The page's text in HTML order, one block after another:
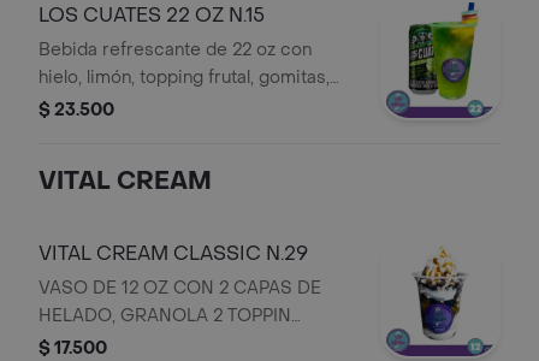
LOS CUATES 22 OZ N.15
Bebida refrescante de 22 oz con
hielo, limón, topping frutal, gomitas,
perlas explosivas, sirope y bebida los
$ 23.500
VITAL CREAM
VITAL CREAM CLASSIC N.29
VASO DE 12 OZ CON 2 CAPAS DE
HELADO, GRANOLA 2 TOPPIN
FRUTAL Y 1 TOPPING A ELECION
$ 17.500